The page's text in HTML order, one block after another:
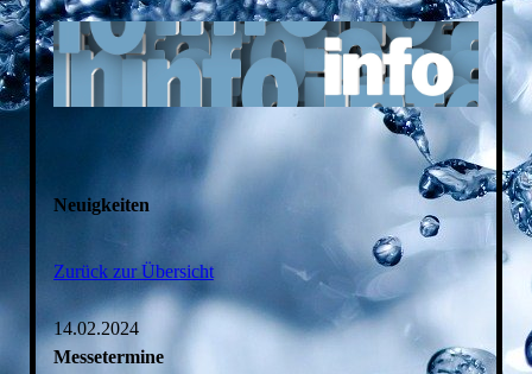
Neuigkeiten
Zurück zur Übersicht
14.02.2024
Messetermine